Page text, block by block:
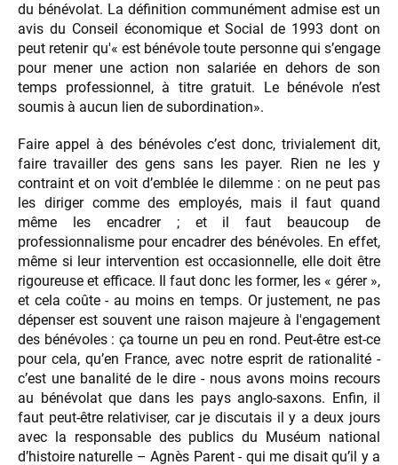
du bénévolat. La définition communément admise est un
avis du Conseil économique et Social de 1993 dont on
peut retenir qu'« est bénévole toute personne qui s’engage
pour mener une action non salariée en dehors de son
temps professionnel, à titre gratuit. Le bénévole n’est
soumis à aucun lien de subordination».
Faire appel à des bénévoles c’est donc, trivialement dit,
faire travailler des gens sans les payer. Rien ne les y
contraint et on voit d’emblée le dilemme : on ne peut pas
les diriger comme des employés, mais il faut quand
même les encadrer ; et il faut beaucoup de
professionnalisme pour encadrer des bénévoles. En effet,
même si leur intervention est occasionnelle, elle doit être
rigoureuse et efficace. Il faut donc les former, les « gérer »,
et cela coûte - au moins en temps. Or justement, ne pas
dépenser est souvent une raison majeure à l'engagement
des bénévoles : ça tourne un peu en rond. Peut-être est-ce
pour cela, qu’en France, avec notre esprit de rationalité -
c’est une banalité de le dire - nous avons moins recours
au bénévolat que dans les pays anglo-saxons. Enfin, il
faut peut-être relativiser, car je discutais il y a deux jours
avec la responsable des publics du Muséum national
d’histoire naturelle – Agnès Parent - qui me disait qu’il y a